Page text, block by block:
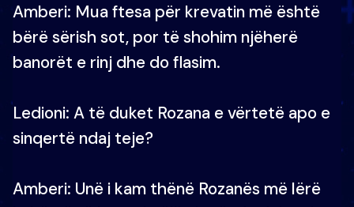
Amberi: Mua ftesa për krevatin më është
bërë sërish sot, por të shohim njëherë
banorët e rinj dhe do flasim.
Ledioni: A të duket Rozana e vërtetë apo e
sinqertë ndaj teje?
Amberi: Unë i kam thënë Rozanës më lërë